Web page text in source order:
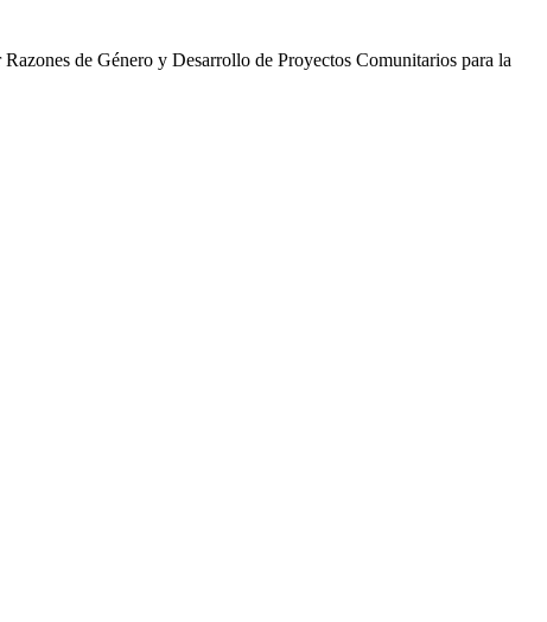
de Género y Desarrollo de Proyectos Comunitarios para la